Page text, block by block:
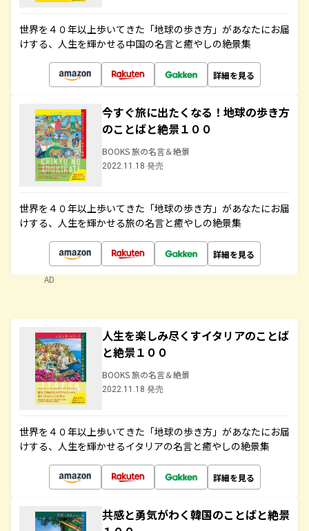
世界を４０年以上歩いてきた「地球の歩き方」があなたにお届
けする、人生を輝かせる中国の名言と癒やしの絶景集
詳細を見る
今すぐ旅に出たくなる！地球の歩き方
のことばと絶景１００
BOOKS 旅の名言＆絶景
2022.11.18 発売
世界を４０年以上歩いてきた「地球の歩き方」があなたにお届
けする、人生を輝かせる旅の名言と癒やしの絶景集
詳細を見る
AD
人生を楽しみ尽くすイタリアのことば
と絶景１００
BOOKS 旅の名言＆絶景
2022.11.18 発売
世界を４０年以上歩いてきた「地球の歩き方」があなたにお届
けする、人生を輝かせるイタリアの名言と癒やしの絶景集
詳細を見る
共感と勇気がわく韓国のことばと絶景